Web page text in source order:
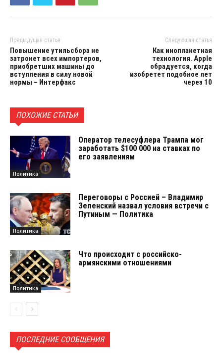
Предыдущая статья
Повышение утильсбора не
затронет всех импортеров,
приобретших машины до
вступления в силу новой
нормы – Интерфакс
Следующая статья
Как инопланетная
технология. Apple
обрадуется, когда
изобретет подобное лет
через 10
ПОХОЖИЕ СТАТЬИ
Политика
Оператор телесуфлера Трампа мог
заработать $100 000 на ставках по
его заявлениям
Политика
Переговоры с Россией – Владимир
Зеленский назвал условия встречи с
Путиным — Политика
Политика
Что происходит с российско-
армянскими отношениями
ПОСЛЕДНИЕ СООБЩЕНИЯ